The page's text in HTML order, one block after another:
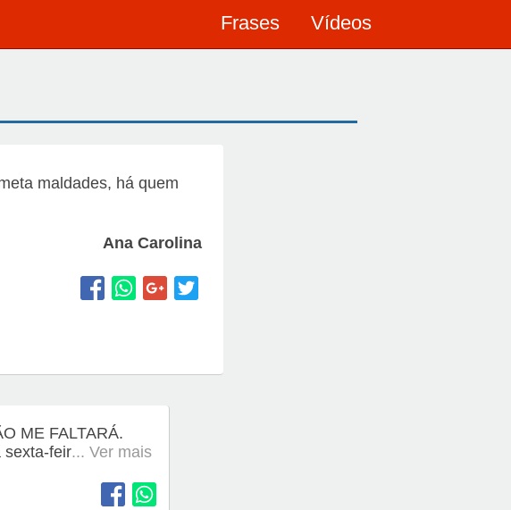
Frases Vídeos
maldades, há quem
Ana Carolina
ME FALTARÁ.
sexta-feir... Ver mais